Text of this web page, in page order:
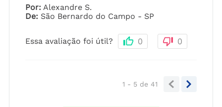
Por: Alexandre S.
De: São Bernardo do Campo - SP
Essa avaliação foi útil? 0 0
1 - 5 de 41